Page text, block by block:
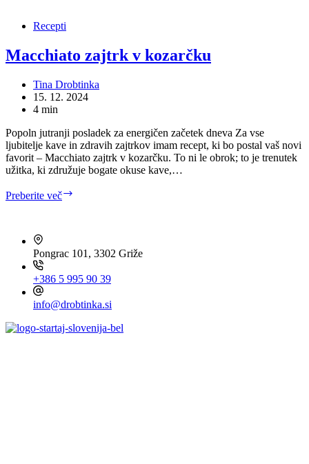
Recepti
Macchiato zajtrk v kozarčku
Tina Drobtinka
15. 12. 2024
4 min
Popoln jutranji posladek za energičen začetek dneva Za vse
ljubitelje kave in zdravih zajtrkov imam recept, ki bo postal vaš novi
favorit – Macchiato zajtrk v kozarčku. To ni le obrok; to je trenutek
užitka, ki združuje bogate okuse kave,…
Preberite več
Pongrac 101, 3302 Griže
+386 5 995 90 39
info@drobtinka.si